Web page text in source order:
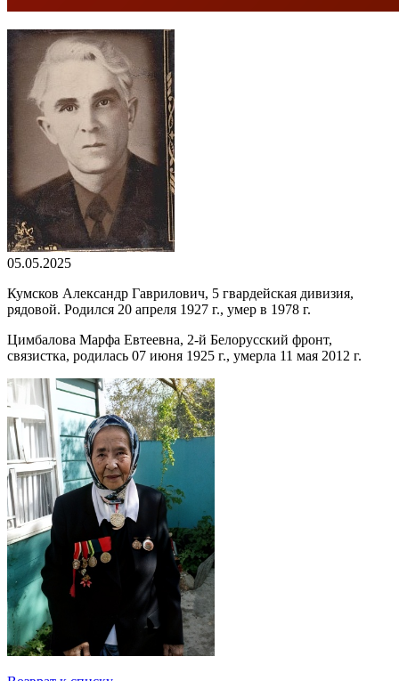
05.05.2025
Кумсков Александр Гаврилович, 5 гвардейская дивизия,
рядовой. Родился 20 апреля 1927 г., умер в 1978 г.
Цимбалова Марфа Евтеевна, 2-й Белорусский фронт,
связистка, родилась 07 июня 1925 г., умерла 11 мая 2012 г.